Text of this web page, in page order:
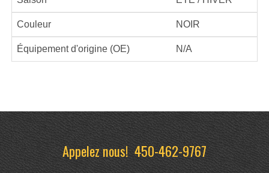
Couleur NOIR
Équipement d'origine (OE) N/A
Appelez nous!450-462-9767